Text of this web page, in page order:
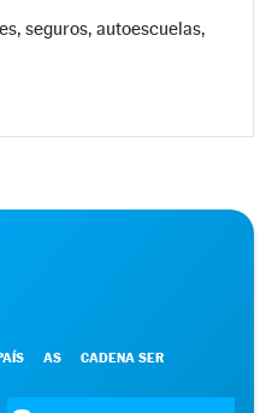
seguros, autoescuelas,
AS CADENA SER